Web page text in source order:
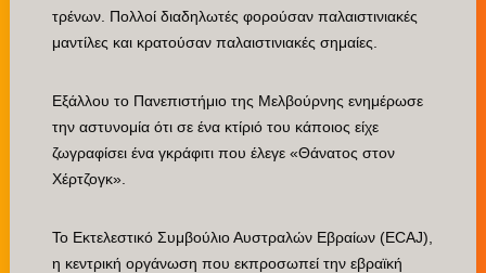
τρένων. Πολλοί διαδηλωτές φορούσαν παλαιστινιακές
μαντίλες και κρατούσαν παλαιστινιακές σημαίες.
Εξάλλου το Πανεπιστήμιο της Μελβούρνης ενημέρωσε
την αστυνομία ότι σε ένα κτίριό του κάποιος είχε
ζωγραφίσει ένα γκράφιτι που έλεγε «Θάνατος στον
Χέρτζογκ».
Το Εκτελεστικό Συμβούλιο Αυστραλών Εβραίων (ECAJ),
η κεντρική οργάνωση που εκπροσωπεί την εβραϊκή